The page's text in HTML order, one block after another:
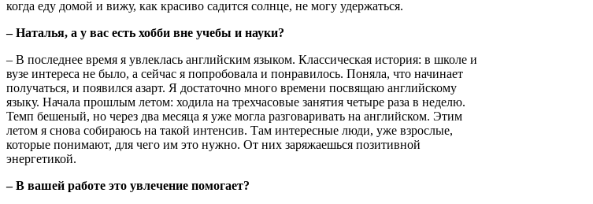
когда еду домой и вижу, как красиво садится солнце, не могу удержаться.
– Наталья, а у вас есть хобби вне учебы и науки?
– В последнее время я увлеклась английским языком. Классическая история: в школе и
вузе интереса не было, а сейчас я попробовала и понравилось. Поняла, что начинает
получаться, и появился азарт. Я достаточно много времени посвящаю английскому
языку. Начала прошлым летом: ходила на трехчасовые занятия четыре раза в неделю.
Темп бешеный, но через два месяца я уже могла разговаривать на английском. Этим
летом я снова собираюсь на такой интенсив. Там интересные люди, уже взрослые,
которые понимают, для чего им это нужно. От них заряжаешься позитивной
энергетикой.
– В вашей работе это увлечение помогает?